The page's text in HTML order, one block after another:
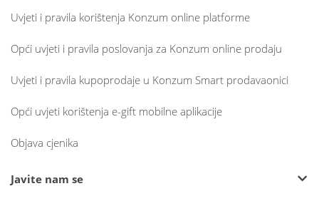
Uvjeti i pravila korištenja Konzum online platforme
Opći uvjeti i pravila poslovanja za Konzum online prodaju
Uvjeti i pravila kupoprodaje u Konzum Smart prodavaonici
Opći uvjeti korištenja e-gift mobilne aplikacije
Objava cjenika
Javite nam se